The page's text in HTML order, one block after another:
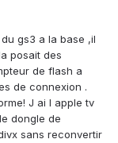
gs3 a la base ,il
posait des
de flash a
de connexion .
J ai l apple tv
dongle de
sans reconvertir